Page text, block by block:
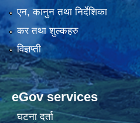
एन, कानुन तथा निर्देशिका
कर तथा शुल्कहरु
विज्ञप्ती
eGov services
घटना दर्ता